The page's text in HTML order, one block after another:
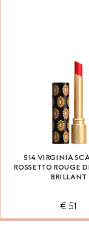
514 VIRGINIA
ROSSETTO ROUGE
BRILLANT
€ 51